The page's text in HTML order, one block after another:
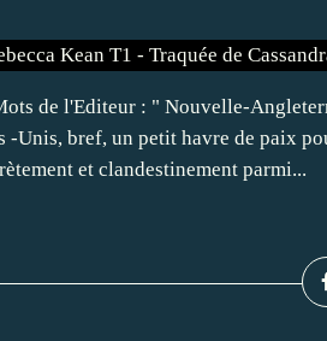
de l'Editeur : " Nouvelle-
-Unis, bref, un petit havre de paix
et clandestinement parmi...